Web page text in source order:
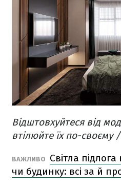
Відштовхуйтеся від
втілюйте їх по-
ВАЖЛИВО
Світла підлога
чи будинку: всі за й